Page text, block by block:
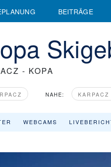
BEITRÄGE
- KOPA
NAHE:
WEBCAMS